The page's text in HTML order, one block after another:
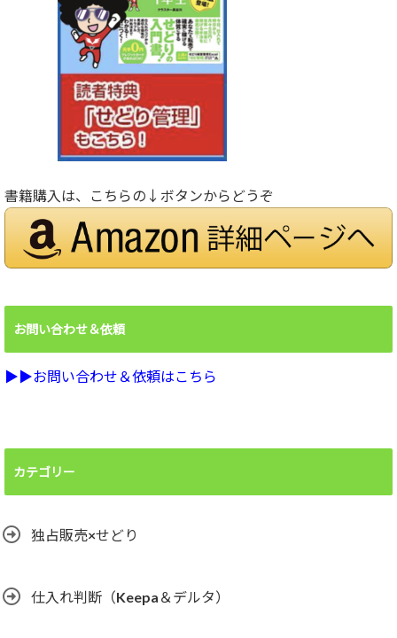
書籍購入は、こちらの↓ボタンからどうぞ
お問い合わせ＆依頼
▶︎▶︎お問い合わせ＆依頼はこちら
カテゴリー
独占販売×せどり
仕入れ判断（Keepa＆デルタ）